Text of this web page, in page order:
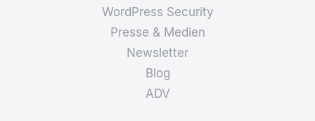
Update Service
Speedtest
Ressourcen
Was ist Managed WordPress Hosting